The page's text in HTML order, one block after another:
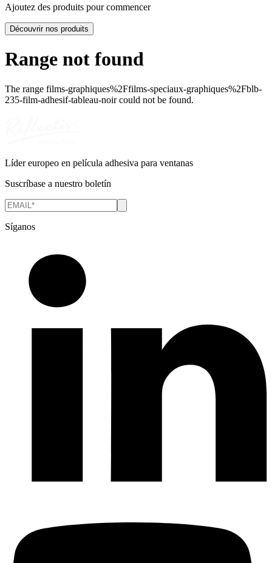
Ajoutez des produits pour commencer
Découvrir nos produits
Range not found
The range films-graphiques%2Ffilms-speciaux-graphiques%2Fblb-
235-film-adhesif-tableau-noircould not be found.
Líder europeo en película adhesiva para ventanas
Suscríbase a nuestro boletín
Síganos